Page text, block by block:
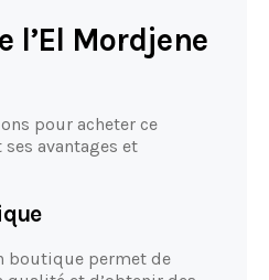
l’El Mordjene
pour acheter ce
avantages et
boutique permet de